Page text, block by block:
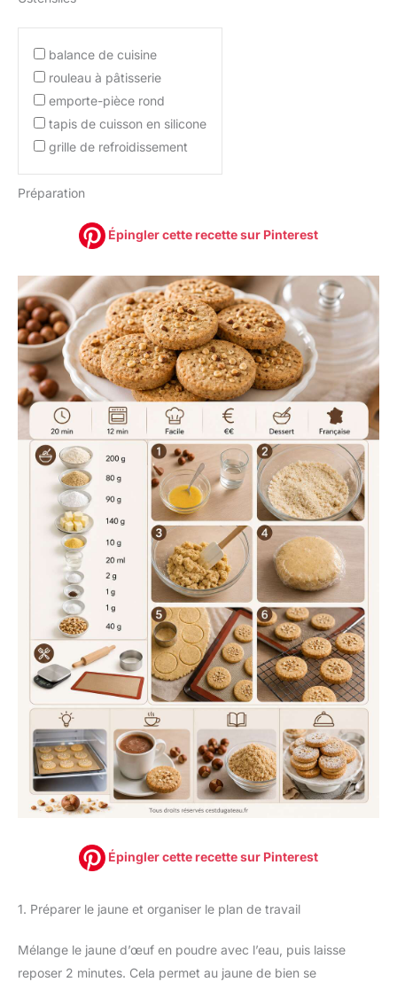
balance de cuisine
rouleau à pâtisserie
emporte-pièce rond
tapis de cuisson en silicone
grille de refroidissement
Préparation
Épingler cette recette sur Pinterest
Épingler cette recette sur Pinterest
1. Préparer le jaune et organiser le plan de travail
Mélange le jaune d’œuf en poudre avec l’eau, puis laisse
reposer 2 minutes. Cela permet au jaune de bien se